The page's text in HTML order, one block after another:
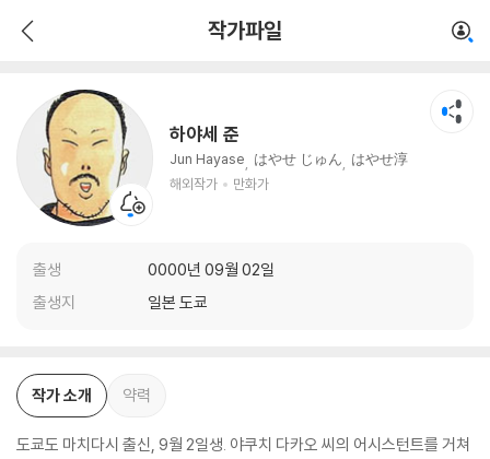
작가파일
하야세 준
Jun Hayase はやせ じゅん
はやせ淳
해외작가
만화가
출생
0000년 09월 02일
출생지
일본 도쿄
작가 소개 약력
도쿄도 마치다시 출신, 9월 2일생. 야쿠치 다카오 씨의 어시스턴트를 거쳐